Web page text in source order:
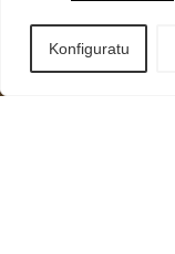
Konfiguratu